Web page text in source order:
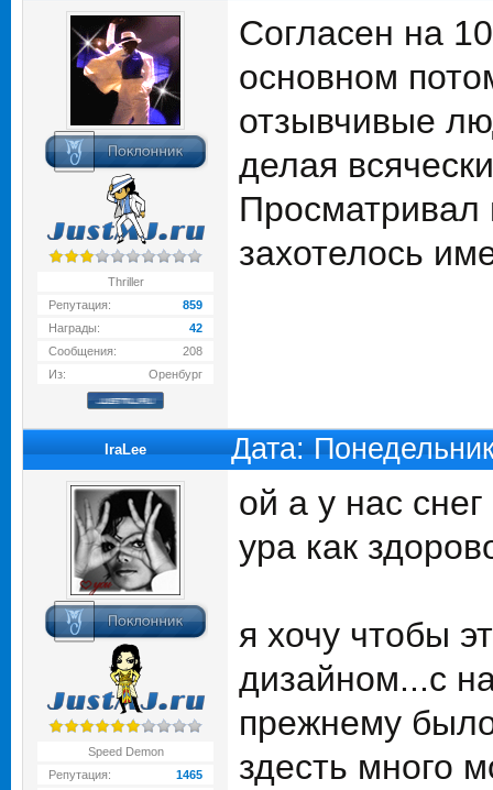
Thriller
Репутация:
859
Награды:
42
Сообщения:
208
Из:
Оренбург
Согласен на
основном
отзывчивые
делая
Просматривал
захотелось
IraLee Дата:
Speed Demon
Репутация:
1465
ой а у нас
ура как
я хочу чтобы
дизайном...с
прежнему
здесть много